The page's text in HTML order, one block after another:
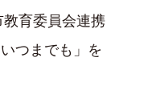
育委員会連携
つまでも」を